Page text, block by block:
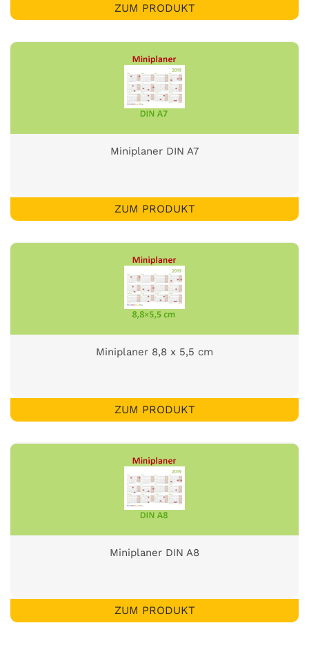
ZUM PRODUKT
Miniplaner DIN A7
ZUM PRODUKT
Miniplaner 8,8 x 5,5 cm
ZUM PRODUKT
Miniplaner DIN A8
ZUM PRODUKT